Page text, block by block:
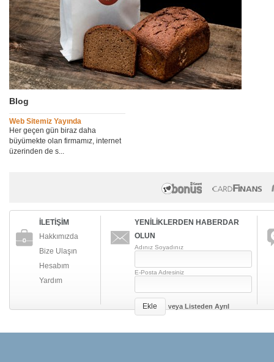
Blog
Web Sitemiz Yayında
Her geçen gün biraz daha
büyümekte olan firmamız, internet
üzerinden de s...
İLETİŞİM
Hakkımızda
Bize Ulaşın
Hesabım
Yardım
YENİLİKLERDEN HABERDAR
OLUN
Adınız Soyadınız
E-Posta Adresiniz
Ekle veya Listeden Ayrıl